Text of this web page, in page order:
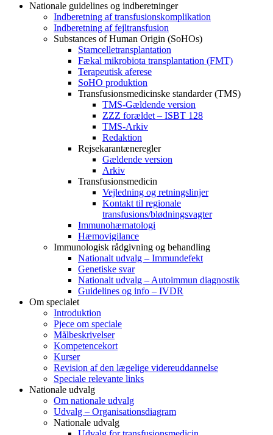
Nationale guidelines og indberetninger
Indberetning af transfusionskomplikation
Indberetning af fejltransfusion
Substances of Human Origin (SoHOs)
Stamcelletransplantation
Fækal mikrobiota transplantation (FMT)
Terapeutisk aferese
SoHO produktion
Transfusionsmedicinske standarder (TMS)
TMS-Gældende version
ZZZ forældet – ISBT 128
TMS-Arkiv
Redaktion
Rejsekarantæneregler
Gældende version
Arkiv
Transfusionsmedicin
Vejledning og retningslinjer
Kontakt til regionale
transfusions/blødningsvagter
Immunohæmatologi
Hæmovigilance
Immunologisk rådgivning og behandling
Nationalt udvalg – Immundefekt
Genetiske svar
Nationalt udvalg – Autoimmun diagnostik
Guidelines og info – IVDR
Om specialet
Introduktion
Pjece om speciale
Målbeskrivelser
Kompetencekort
Kurser
Revision af den lægelige videreuddannelse
Speciale relevante links
Nationale udvalg
Om nationale udvalg
Udvalg – Organisationsdiagram
Nationale udvalg